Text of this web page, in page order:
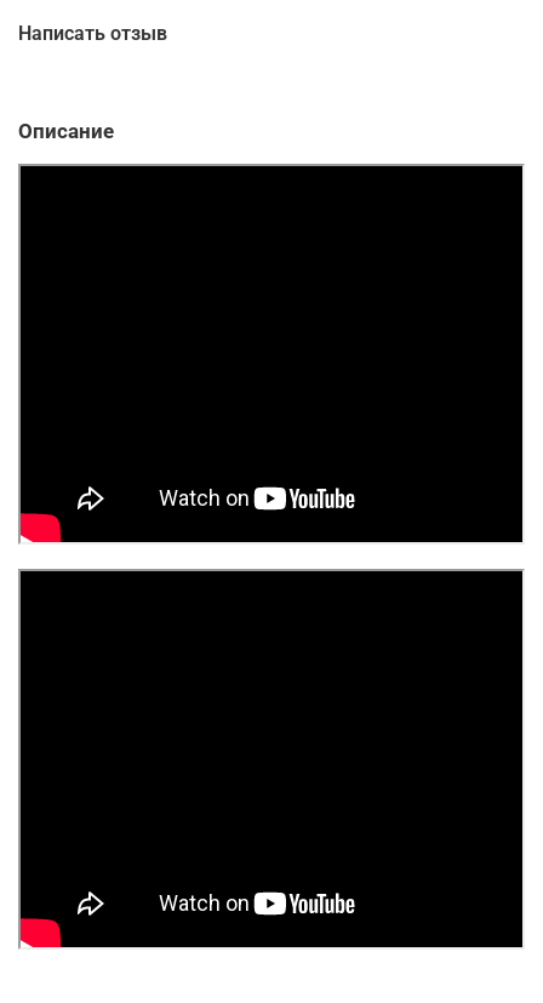
Написать отзыв
Описание